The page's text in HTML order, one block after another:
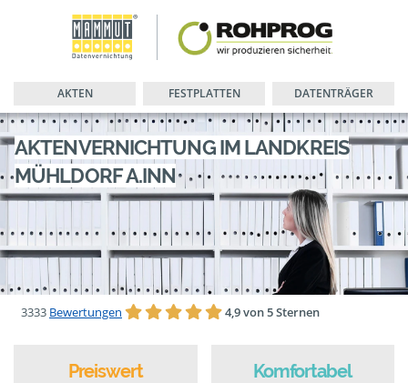
AKTEN FESTPLATTEN DATENTRÄGER
AKTENVERNICHTUNG IM LANDKREIS
MÜHLDORF A.INN
3333 Bewertungen 4,9 von 5 Sternen
Preiswert Komfortabel